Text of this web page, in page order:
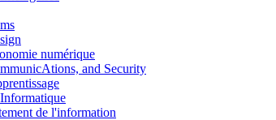
numérique
and Security
de l'information